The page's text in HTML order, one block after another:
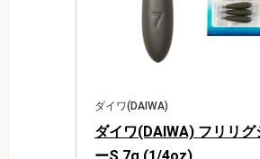
ダイワ(DAIWA)
ダイワ(DAIWA) フリリグ